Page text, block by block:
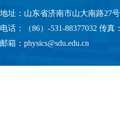
地址：山东省济南市山大南路27
电话：（86）-531-88377032 传真
邮箱：physics@sdu.edu.cn